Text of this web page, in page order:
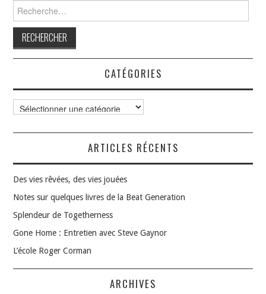
CATÉGORIES
Catégories
ARTICLES RÉCENTS
Des vies rêvées, des vies jouées
Notes sur quelques livres de la Beat Generation
Splendeur de Togetherness
Gone Home : Entretien avec Steve Gaynor
L’école Roger Corman
ARCHIVES